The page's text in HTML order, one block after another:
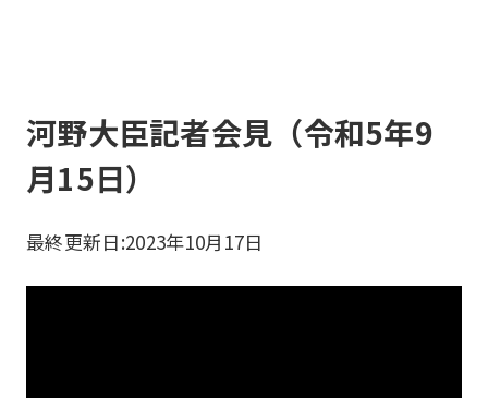
河野大臣記者会見（令和5年9
月15日）
最終更新日:2023年10月17日